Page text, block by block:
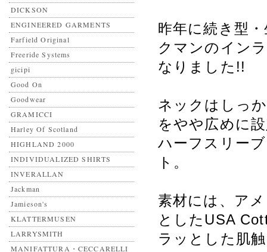
DICKSON
ENGINEERED GARMENTS
Farfield Original
Freeride Systems
gicipi
Good On
Goodwear
GRAMICCI
Harley Of Scotland
HIGHLAND 2000
INDIVIDUALIZED SHIRTS
INVERALLAN
Jackman
Jamieson's
KLATTERMUSEN
LARRYSMITH
MANIFATTURA・CECCARELLI
昨年に続き型
クマンのイン
なりました!!
ネックはしっ
をやや広めに
ハーフスリー
ト。
素材には、ア
としたUSA
ラッとした肌